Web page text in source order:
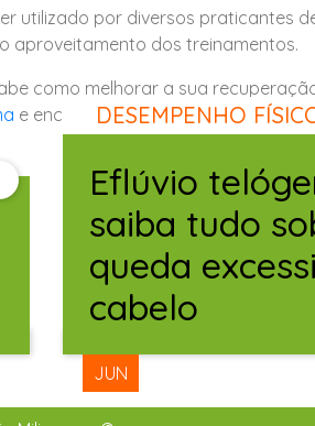
utilizado por diversos praticantes
aproveitamento dos treinamentos.
como melhorar a sua
e encontre os produtos certos para
JUN
DESEMPENHO
Eflúvio
saiba tudo
queda
cabelo